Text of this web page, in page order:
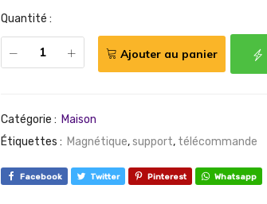
Quantité :
Ajouter au panier
Catégorie : Maison
Étiquettes : Magnétique,support, télécommande
Facebook Twitter Pinterest Whatsapp